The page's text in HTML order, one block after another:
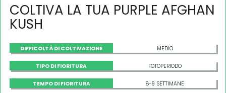
COLTIVA LA TUA PURPLE AFGHAN
KUSH
DIFFICOLTÀ DI COLTIVAZIONE MEDIO
TIPO DI FIORITURA FOTOPERIODO
TEMPO DI FIORITURA 8-9 SETTIMANE